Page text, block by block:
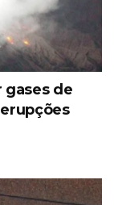
gases de